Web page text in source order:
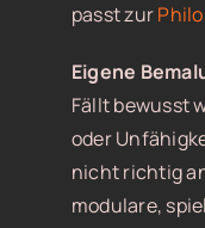
passt zur
Eigene
Fällt bewusst
oder
nicht richtig
modulare,